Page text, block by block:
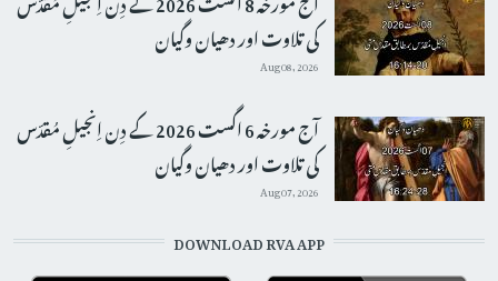
کی تلاوت اور دھیان وگیان
Aug 08, 2026
آج مورخہ 6 اگست 2026 کے دِن اِنجیلِ مُقدّس
کی تلاوت اور دھیان وگیان
Aug 07, 2026
DOWNLOAD RVA APP